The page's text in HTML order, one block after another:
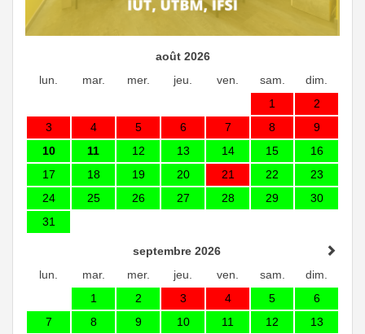
août 2026
lun.
mar. mer. jeu. ven. sam.
dim.
1
2
3
4 5 6 7 8
9
10
11 12 13 14 15
16
17
18 19 20 21 22
23
24
25 26 27 28 29
30
31
septembre 2026
lun.
mar. mer. jeu. ven. sam.
dim.
1
2 3 4 5
6
7
8 9 10 11 12
13